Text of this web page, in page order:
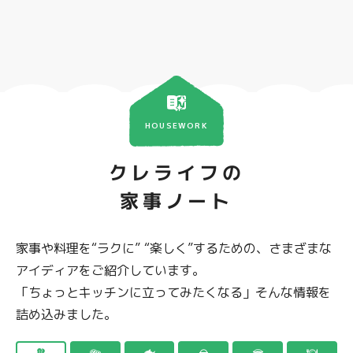
HOUSEWORK
クレライフの
家事ノート
家事や料理を“ラクに” “楽しく”するための、さまざまな
アイディアをご紹介しています。
「ちょっとキッチンに立ってみたくなる」そんな情報を
詰め込みました。